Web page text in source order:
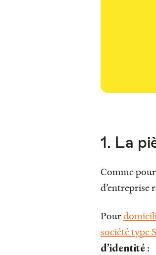
1. La
Comme
d’entreprise
Pour
société type
d’identité :